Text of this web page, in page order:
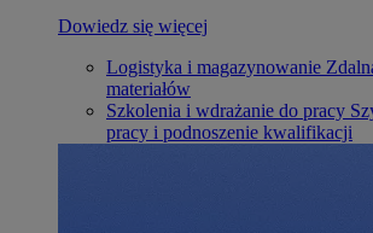
Dowiedz się więcej
Logistyka i magazynowanie
materiałów
Szkolenia i wdrażanie do pracy
pracy i podnoszenie kwalifikacji